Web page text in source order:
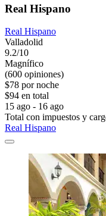
Real Hispano
Real Hispano
Valladolid
9.2/10
Magnífico
(600 opiniones)
$78 por noche
$94 en total
15 ago - 16 ago
Total con impuestos y
Real Hispano